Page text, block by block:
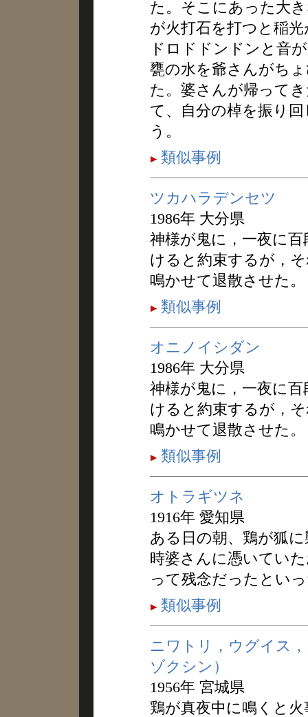
た。そこにあった大
が火打石を打つと稲
ドロドドンドンと音
甕の水を爺さんがち
た。婆さんが帰って
て、自分の棹を振り
う。
類似事例
ツカハラデンセツ
1986年 大分県
神様が鬼に，一夜に
けると約束するが，
鳴かせて退散させた。
類似事例
オニノイシダン
1986年 大分県
神様が鬼に，一夜に
けると約束するが，
鳴かせて退散させた。
類似事例
オトラギツネ
1916年 愛知県
ある日の朝、鶏が狐
時婆さんに憑いてい
って残念だったとい
類似事例
ニワトリ，ウグイス
ゾクシン）
1956年 宮城県
鶏が真夜中に鳴くと